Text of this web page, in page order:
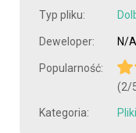
Typ pliku:
Deweloper: N/A
Popularność:
(2/
Kategoria: